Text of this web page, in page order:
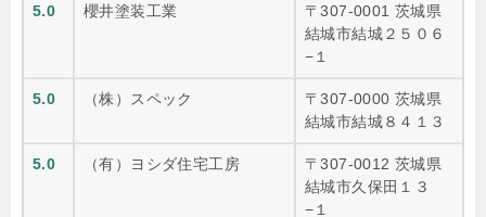
5.0 櫻井塗装工業
〒307-0001 茨城県
結城市結城２５０６
−１
5.0 （株）スペック
〒307-0000 茨城県
結城市結城８４１３
5.0 （有）ヨシダ住宅工房
〒307-0012 茨城県
結城市久保田１３
−１